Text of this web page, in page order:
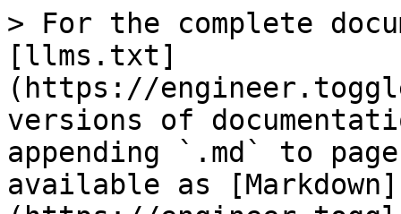
> For the complete
[llms.txt]
(https://
versions of
appending `.md` to
available as [Markdown]